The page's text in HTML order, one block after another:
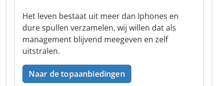
Het leven bestaat uit meer dan Iphones en
dure spullen verzamelen, wij willen dat als
management blijvend meegeven en zelf
uitstralen.
Naar de topaanbiedingen